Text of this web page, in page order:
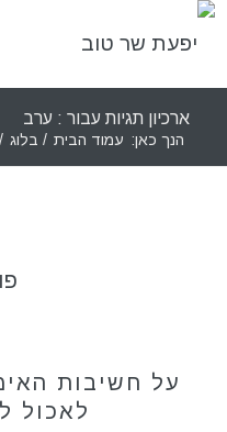
ארכיון תגיות עבור : ערב
הנך כאן: עמוד הבית / בלוג /
על חשיבות
לאכול